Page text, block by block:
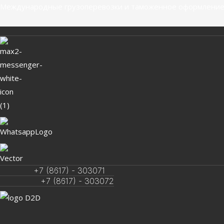
содержимому
+7 (8617) - 303071
+7 (8617) - 303072
записям